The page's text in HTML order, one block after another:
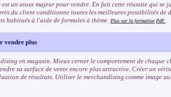
un atout majeur pour vendre. En fait cette réussite qui se
du client conditionne toutes les meilleures possibilités de
habitués à l'aide de formules à thème. Plus sur la formation PdF.
vendre plus
en magasin. Mieux cerner le comportement de chaque
sa surface de vente encore plus attractive. Créer un
de résultats. Utiliser le merchandising comme image